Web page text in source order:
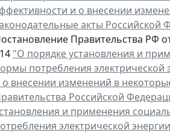
и о внесении
акты Российской
Правительства РФ
"О порядке установления и
потребления электрической
о внесении изменений в
Российской
и применения
электрической